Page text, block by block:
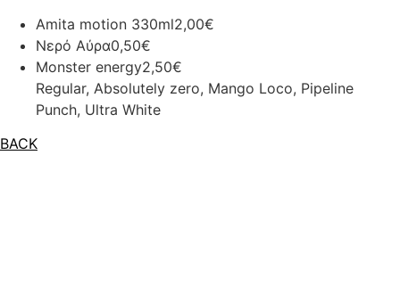
Amita motion 330ml2,00€
Νερό Αύρα0,50€
Monster energy2,50€
Regular, Absolutely zero, Mango Loco, Pipeline
Punch, Ultra White
BACK